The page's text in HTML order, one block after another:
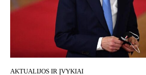
AKTUALIJOS IR ĮVYKIAI